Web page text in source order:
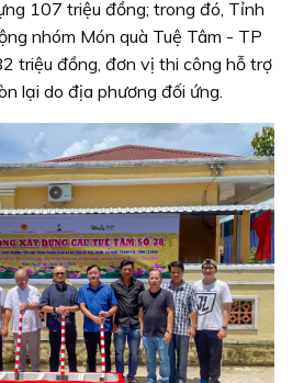
107 triệu đồng; trong đó, Tỉnh
nhóm Món quà Tuệ Tâm - TP
triệu đồng, đơn vị thi công hỗ trợ
lại do địa phương đối ứng.